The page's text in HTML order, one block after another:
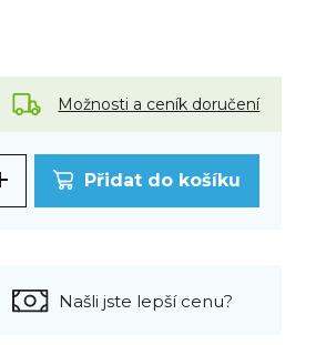
Možnosti a ceník doručení
Přidat do košíku
Našli jste lepší cenu?